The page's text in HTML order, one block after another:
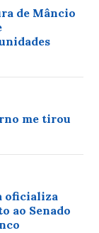
de Mâncio
me tirou
oficializa
ao Senado